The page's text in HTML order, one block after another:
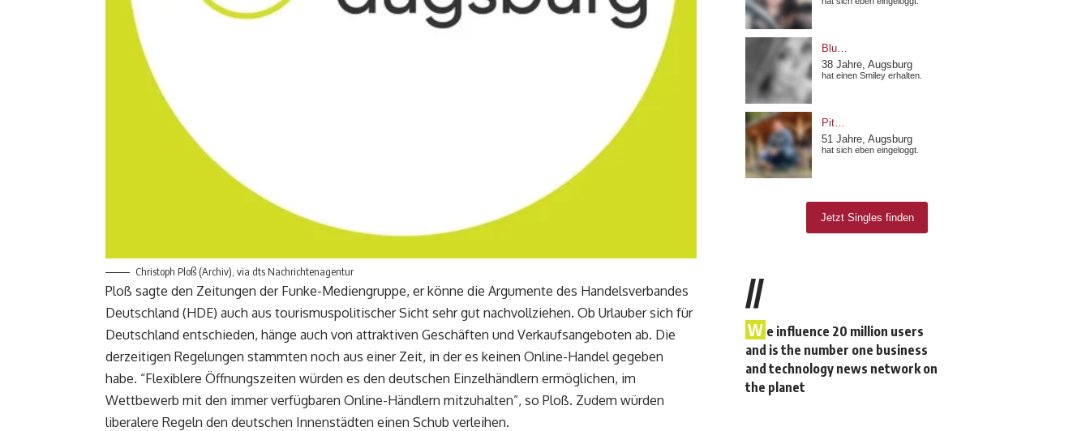
Christoph Ploß (Archiv), via dts Nachrichtenagentur
Ploß sagte den Zeitungen der Funke-Mediengruppe, er könne die Argumente des Handelsverbandes
Deutschland (HDE) auch aus tourismuspolitischer Sicht sehr gut nachvollziehen. Ob Urlauber sich für
Deutschland entschieden, hänge auch von attraktiven Geschäften und Verkaufsangeboten ab. Die
derzeitigen Regelungen stammten noch aus einer Zeit, in der es keinen Online-Handel gegeben
habe. “Flexiblere Öffnungszeiten würden es den deutschen Einzelhändlern ermöglichen, im
Wettbewerb mit den immer verfügbaren Online-Händlern mitzuhalten”, so Ploß. Zudem würden
liberalere Regeln den deutschen Innenstädten einen Schub verleihen.
//
W e influence 20 million users
and is the number one business
and technology news network on
the planet